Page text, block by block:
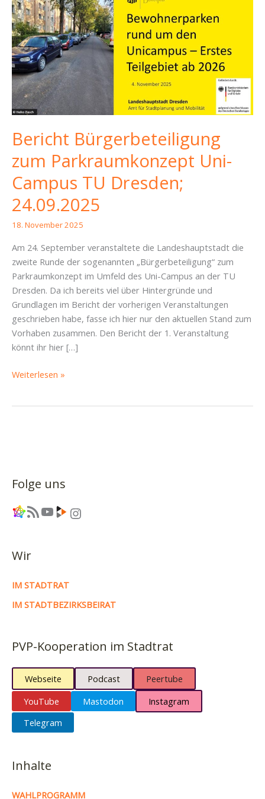
Bericht Bürgerbeteiligung
zum Parkraumkonzept Uni-
Campus TU Dresden;
24.09.2025
18. November 2025
Am 24. September veranstaltete die Landeshauptstadt die
zweite Runde der sogenannten „Bürgerbeteiligung“ zum
Parkraumkonzept im Umfeld des Uni-Campus an der TU
Dresden. Da ich bereits viel über Hintergründe und
Grundlagen im Bericht der vorherigen Veranstaltungen
geschrieben habe, fasse ich hier nur den aktuellen Stand zum
Vorhaben zusammen. Den Bericht der 1. Veranstaltung
könnt ihr hier […]
Bericht
24.09.2025
Weiterlesen »
Folge uns
Link RSS-Feed YouTube Link Instagram
Wir
IM STADTRAT
IM STADTBEZIRKSBEIRAT
PVP-Kooperation im Stadtrat
Webseite Podcast
Peertube
YouTube
Mastodon
Instagram
Telegram
Inhalte
WAHLPROGRAMM